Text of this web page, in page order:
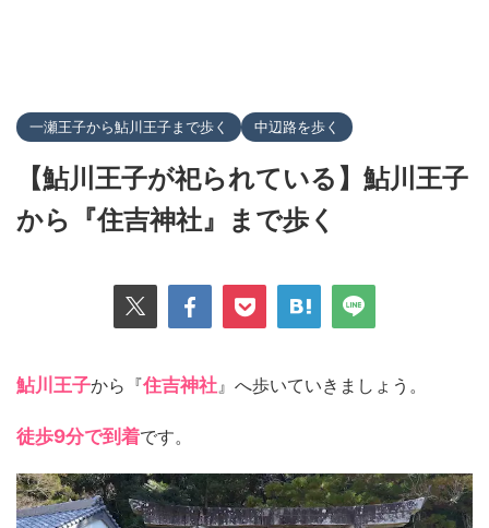
一瀬王子から鮎川王子まで歩く 中辺路を歩く
【鮎川王子が祀られている】鮎川王子
から『住吉神社』まで歩く
鮎川王子から『住吉神社』へ歩いていきましょう。
徒歩9分で到着です。